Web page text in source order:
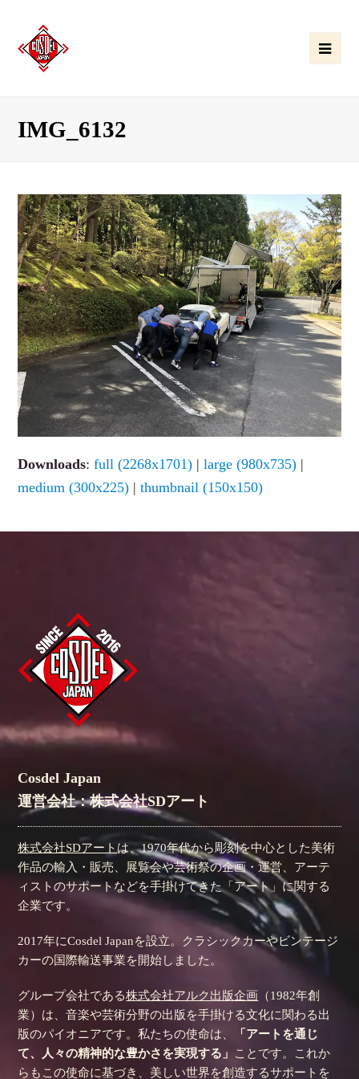
IMG_6132
Downloads:full (2268x1701) |large (980x735) |
medium (300x225) |thumbnail (150x150)
Cosdel Japan
運営会社：株式会社SDアート
株式会社SDアート は、1970年代から彫刻を中心とした美術
作品の輸入・販売、展覧会や芸術祭の企画・運営、アーテ
ィストのサポートなどを手掛けてきた「アート」に関する
企業です。
2017年にCosdel Japanを設立。クラシックカーやビンテージ
カーの国際輸送事業を開始しました。
グループ会社である株式会社アルク出版企画 （1982年創
業）は、音楽や芸術分野の出版を手掛ける文化に関わる出
版のパイオニアです。私たちの使命は、
「アートを通じ
て、人々の精神的な豊かさを実現する」 ことです。これか
らもこの使命に基づき、美しい世界を創造するサポートを